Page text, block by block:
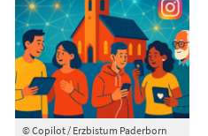
© Copilot / Erzbistum Paderborn